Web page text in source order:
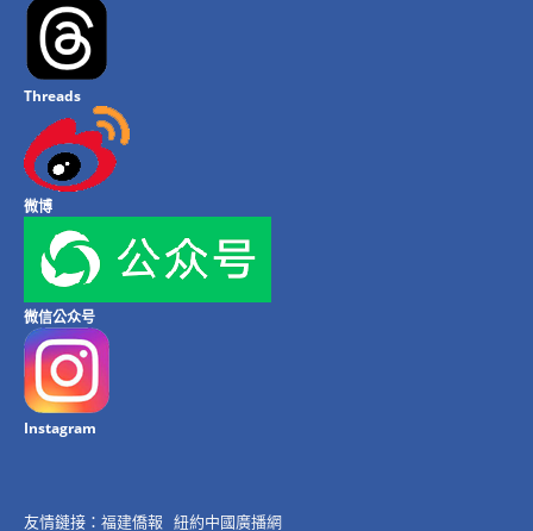
Threads
微博
微信公众号
Instagram
友情鏈接： 福建僑報 紐約中國廣播網